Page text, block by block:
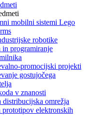
mobilni sistemi Lego
robotike
in programiranje
promocijski projekti
gostujočega
v znanosti
distribucijska omrežja
prototipov elektronskih